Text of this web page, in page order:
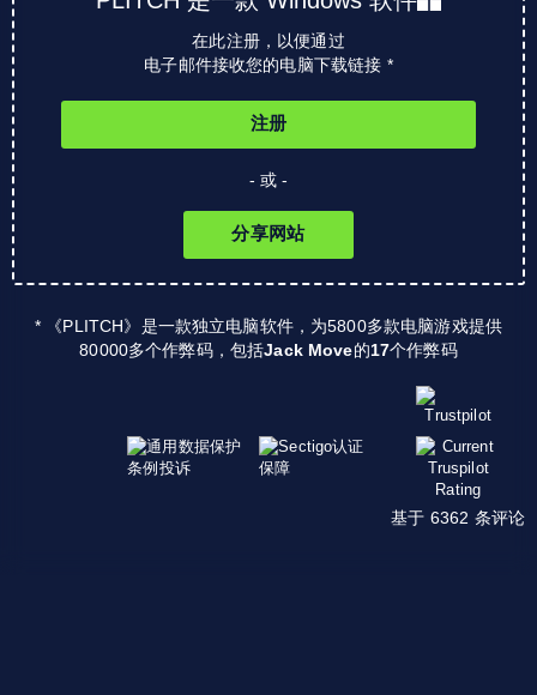
在此注册，以便通过
电子邮件接收您的电脑下载链接 *
注册
- 或 -
分享网站
* 《PLITCH》是一款独立电脑软件，为5800多款电脑游戏提供
80000多个作弊码，包括Jack Move的17个作弊码
基于 6362 条评论